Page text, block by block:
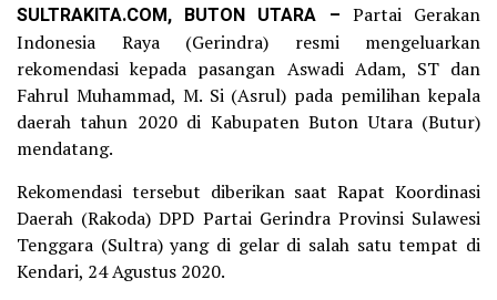
SULTRAKITA.COM, BUTON UTARA – Partai Gerakan
Indonesia Raya (Gerindra) resmi mengeluarkan
rekomendasi kepada pasangan Aswadi Adam, ST dan
Fahrul Muhammad, M. Si (Asrul) pada pemilihan kepala
daerah tahun 2020 di Kabupaten Buton Utara (Butur)
mendatang.
Rekomendasi tersebut diberikan saat Rapat Koordinasi
Daerah (Rakoda) DPD Partai Gerindra Provinsi Sulawesi
Tenggara (Sultra) yang di gelar di salah satu tempat di
Kendari, 24 Agustus 2020.